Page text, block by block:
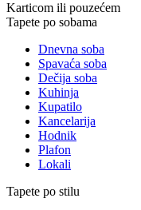
Karticom ili pouzećem
Tapete po sobama
Dnevna soba
Spavaća soba
Dečija soba
Kuhinja
Kupatilo
Kancelarija
Hodnik
Plafon
Lokali
Tapete po stilu